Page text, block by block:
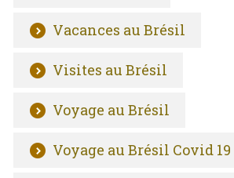
Vacances au Brésil
Visites au Brésil
Voyage au Brésil
Voyage au Brésil Covid 19